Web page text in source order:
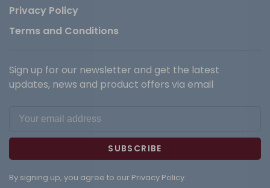
Privacy Policy
Terms and Conditions
Sign up for our newsletter and get the latest
updates, news and product offers via email
SUBSCRIBE
By signing up, you agree to our Privacy Policy.